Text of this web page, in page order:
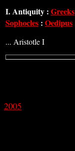
I. Antiquity : Greeks
Sophocles : Oedipus
... Aristotle I
2005